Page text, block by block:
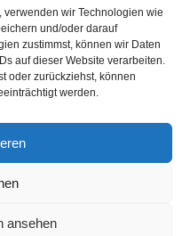
wir Technologien wie
und/oder darauf
zustimmst, können wir Daten
auf dieser Website verarbeiten.
oder zurückziehst, können
werden.
ansehen
Cookie-Richtlinie (EU)
Informationen stellen
Inhalten handelt es sich
Korrektheit der angegebenen
die jeder individuell für sich